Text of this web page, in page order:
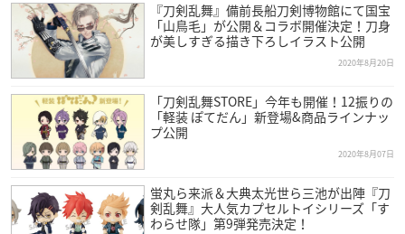
『刀剣乱舞』備前長船刀剣博物館にて国宝
「山鳥毛」が公開＆コラボ開催決定！刀身
が美しすぎる描き下ろしイラスト公開
2020年8月20日
「刀剣乱舞STORE」今年も開催！12振りの
「軽装 ぽてだん」新登場&商品ラインナッ
プ公開
2020年8月07日
蛍丸ら来派＆大典太光世ら三池が出陣『刀
剣乱舞』大人気カプセルトイシリーズ「す
わらせ隊」第9弾発売決定！